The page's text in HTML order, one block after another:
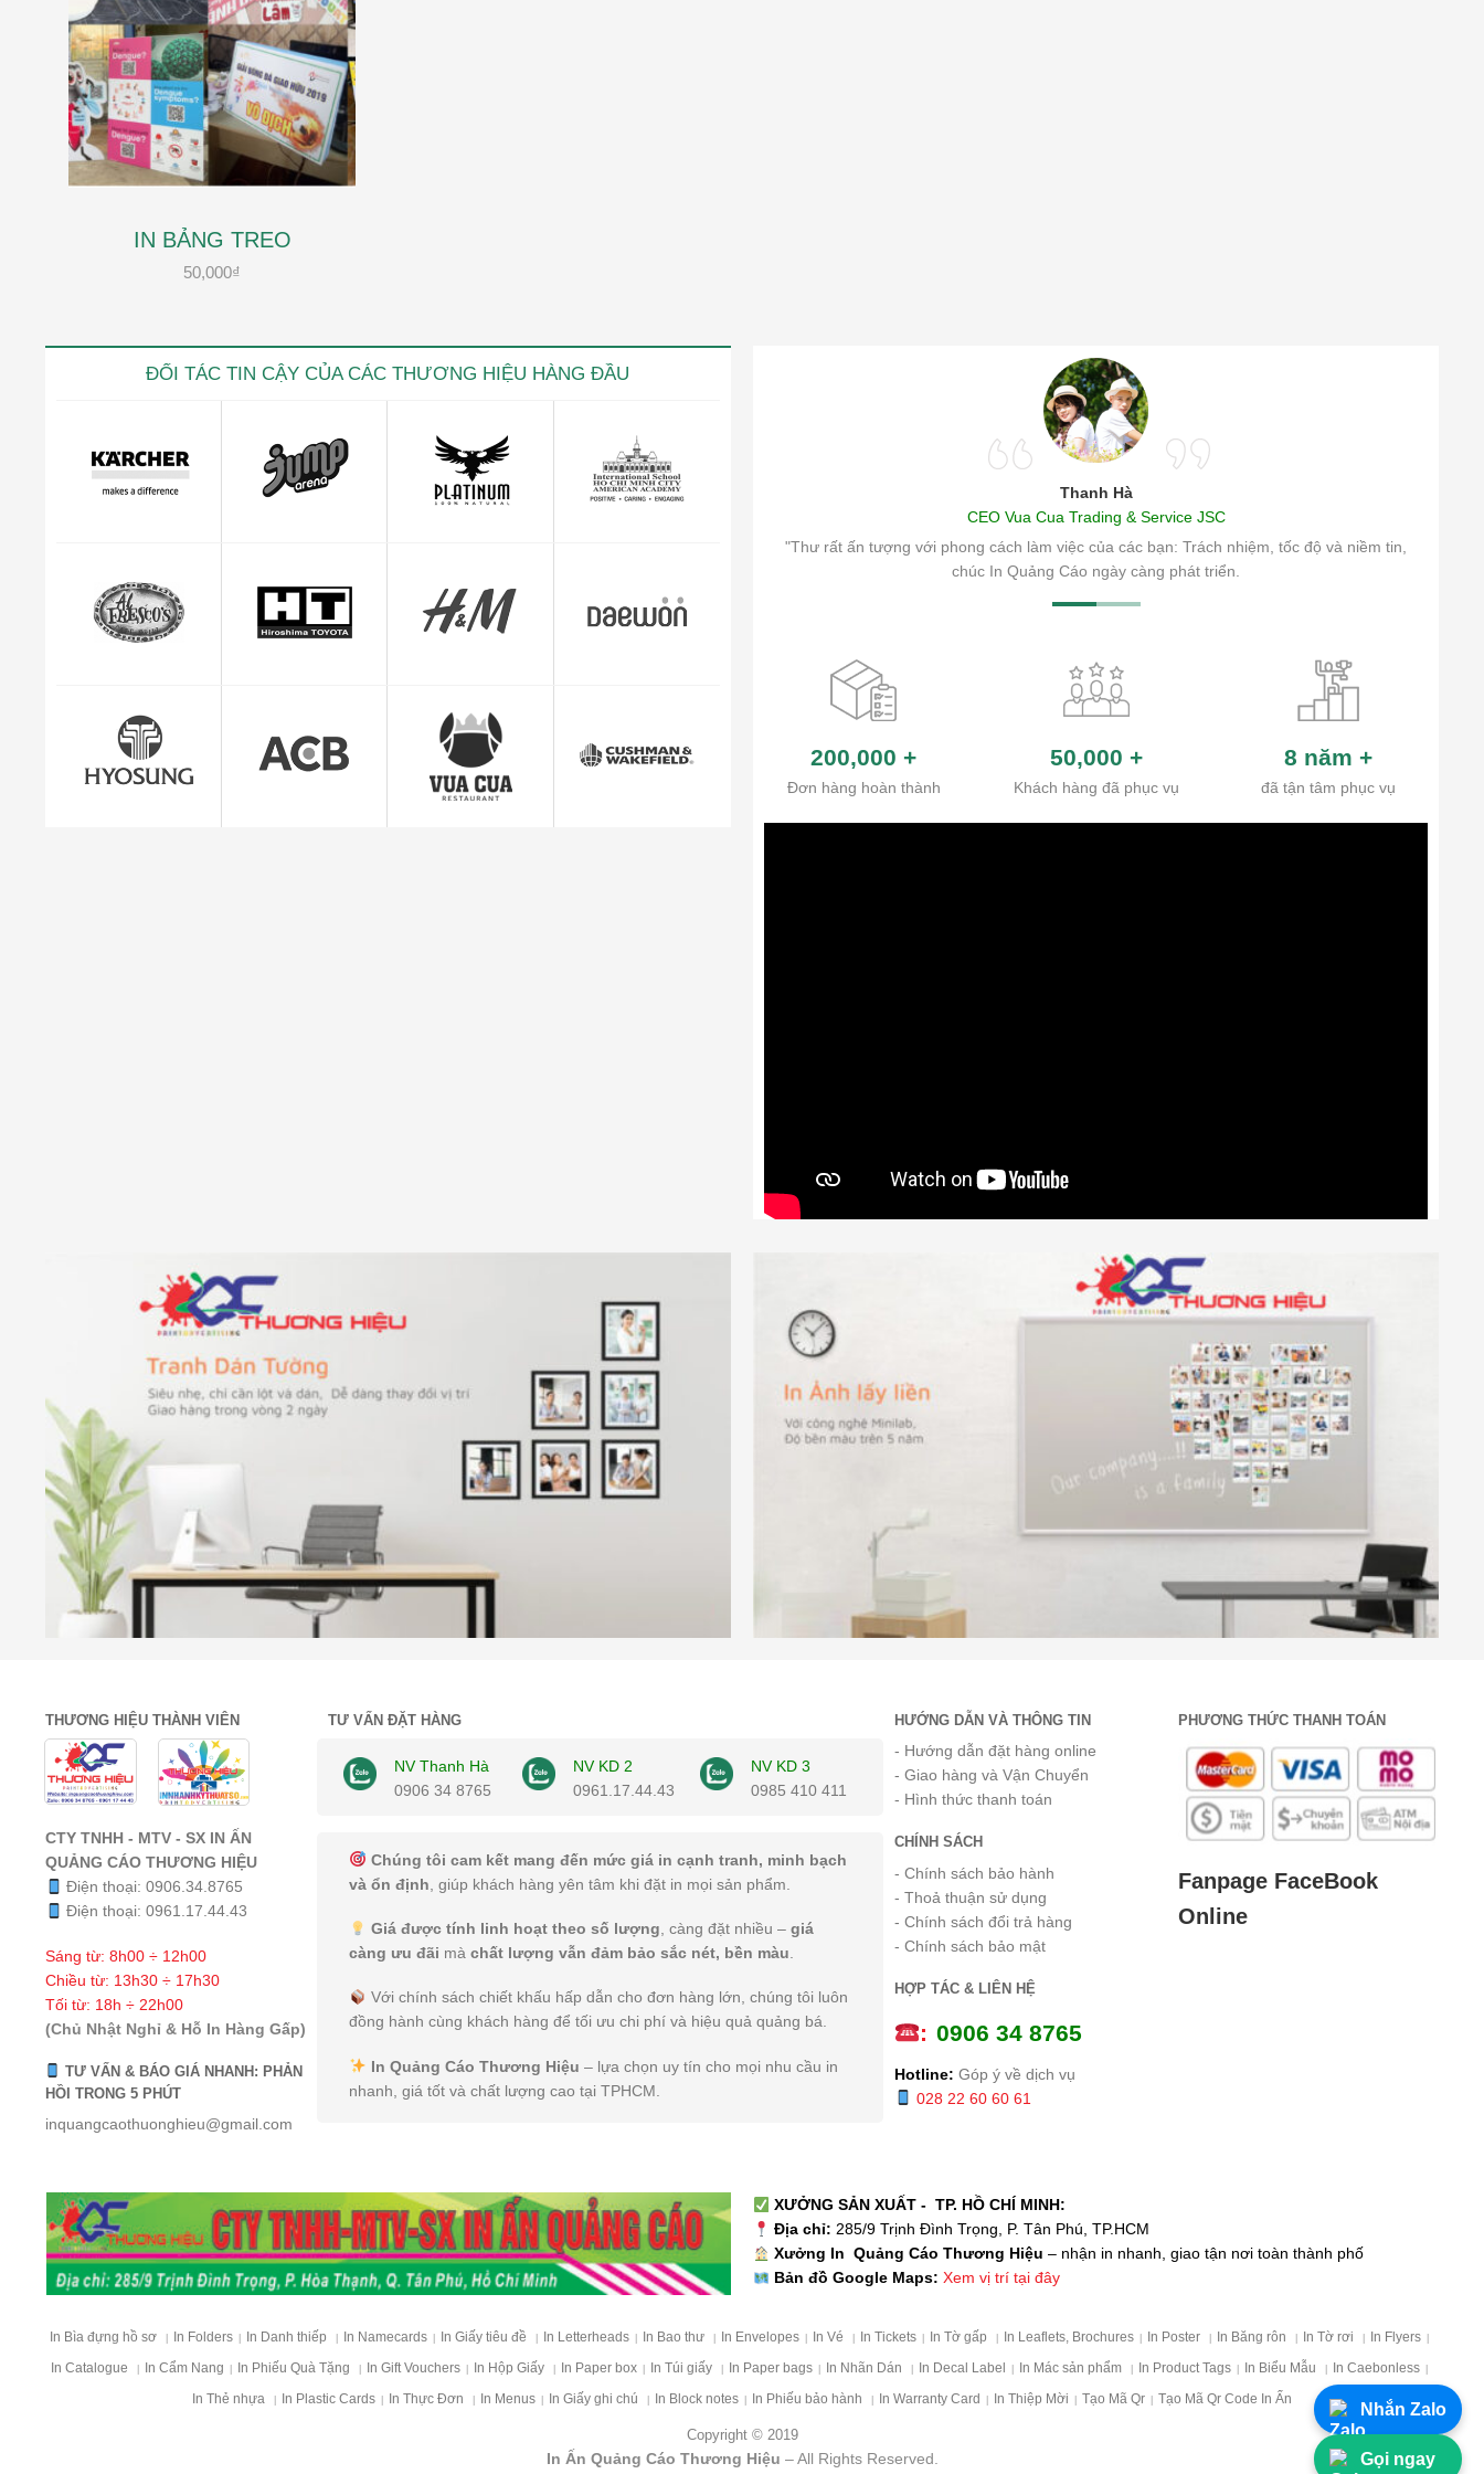
IN BẢNG TREO
50,000₫
ĐỐI TÁC TIN CẬY CỦA CÁC THƯƠNG HIỆU HÀNG ĐẦU
Thanh Hà
CEO Vua Cua Trading & Service JSC
"Thư rất ấn tượng với phong cách làm việc của các bạn: Trách nhiệm, tốc độ và niềm tin,
chúc In Quảng Cáo ngày càng phát triển.
Kevin trọng
200,000 +
Đơn hàng hoàn thành
50,000 +
Khách hàng đã phục vụ
8 năm +
đã tận tâm phục vụ
THƯƠNG HIỆU THÀNH VIÊN
CTY TNHH - MTV - SX IN ẤN
QUẢNG CÁO THƯƠNG HIỆU
Điện thoại:0906.34.8765
Điện thoại:0961.17.44.43
Sáng từ: 8h00 ÷ 12h00
Chiều từ: 13h30 ÷ 17h30
Tối từ: 18h ÷ 22h00
(Chủ Nhật Nghỉ & Hỗ In Hàng Gấp)
TƯ VẤN & BÁO GIÁ NHANH: PHẢN
HỒI TRONG 5 PHÚT
inquangcaothuonghieu@gmail.com
TƯ VẤN ĐẶT HÀNG
NV Thanh Hà
0906 34 8765
NV KD 2
0961.17.44.43
NV KD 3
0985 410 411
Chúng tôi cam kết mang đến mức giá in cạnh tranh, minh bạch
và ổn định , giúp khách hàng yên tâm khi đặt in mọi sản phẩm.
Giá được tính linh hoạt theo số lượng, càng đặt nhiều – giá
càng ưu đãi màchất lượng vẫn đảm bảo sắc nét, bền màu.
Với chính sách chiết khấu hấp dẫn cho đơn hàng lớn, chúng tôi luôn
đồng hành cùng khách hàng để tối ưu chi phí và hiệu quả quảng bá.
In Quảng Cáo Thương Hiệu – lựa chọn uy tín cho mọi nhu cầu in
nhanh, giá tốt và chất lượng cao tại TPHCM.
HƯỚNG DẪN VÀ THÔNG TIN
- Hướng dẫn đặt hàng online
- Giao hàng và Vận Chuyển
- Hình thức thanh toán
CHÍNH SÁCH
- Chính sách bảo hành
- Thoả thuận sử dụng
- Chính sách đổi trả hàng
- Chính sách bảo mật
HỢP TÁC & LIÊN HỆ
: 0906 34 8765
Hotline: Góp ý về dịch vụ
028 22 60 60 61
PHƯƠNG THỨC THANH TOÁN
Fanpage FaceBook
Online
XƯỞNG SẢN XUẤT - TP. HỒ CHÍ MINH:
Địa chỉ: 285/9 Trịnh Đình Trọng, P. Tân Phú, TP.HCM
Xưởng In Quảng Cáo Thương Hiệu – nhận in nhanh, giao tận nơi toàn thành phố
Bản đồ Google Maps: Xem vị trí tại đây
In Bìa đựng hồ sơ In Folders In Danh thiếp In Namecards In Giấy tiêu đề In Letterheads In Bao thư In Envelopes In Vé In Tickets In Tờ gấp In Leaflets, Brochures In Poster In Băng rôn In Tờ rơi In Flyers
In Catalogue In Cẩm Nang In Phiếu Quà Tặng In Gift Vouchers In Hộp Giấy In Paper box In Túi giấy In Paper bags In Nhãn Dán In Decal Label In Mác sản phẩm In Product Tags In Biểu Mẫu In Caebonless
In Thẻ nhựa In Plastic Cards In Thực Đơn In Menus In Giấy ghi chú In Block notes In Phiếu bảo hành In Warranty Card In Thiệp Mời Tạo Mã Qr Tạo Mã Qr Code In Ấn
Copyright © 2019
In Ấn Quảng Cáo Thương Hiệu – All Rights Reserved.
Nhắn Zalo
Gọi ngay